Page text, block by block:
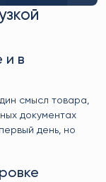
и в
смысл товара,
документах
день, но